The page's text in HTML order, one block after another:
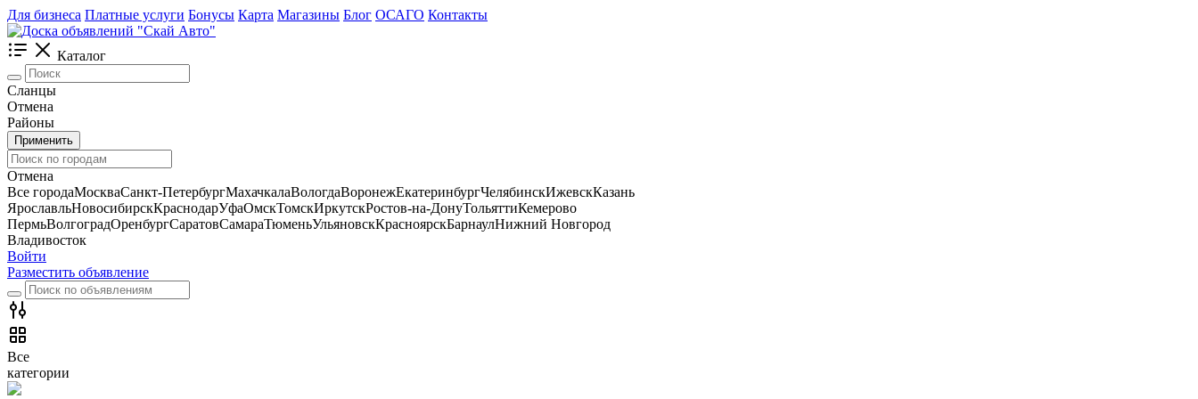
Для бизнеса Платные услуги Бонусы Карта Магазины Блог ОСАГО Контакты
Каталог
Сланцы
Отмена
Районы
Применить
Отмена
Все городаМоскваСанкт-ПетербургМахачкалаВологдаВоронежЕкатеринбургЧелябинскИжевскКазань
ЯрославльНовосибирскКраснодарУфаОмскТомскИркутскРостов-на-ДонуТольяттиКемерово
ПермьВолгоградОренбургСаратовСамараТюменьУльяновскКрасноярскБарнаулНижний Новгород
Владивосток
Войти
Разместить объявление
Все
категории